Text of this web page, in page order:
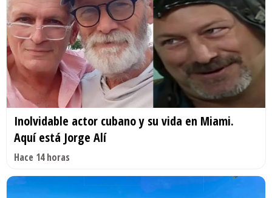
Inolvidable actor cubano y su vida en Miami.
Aquí está Jorge Alí
Hace 14 horas